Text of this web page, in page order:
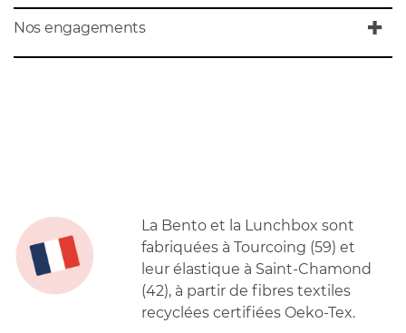
Nos engagements
La Bento et la Lunchbox sont
fabriquées à Tourcoing (59) et
leur élastique à Saint-Chamond
(42), à partir de fibres textiles
recyclées certifiées Oeko-Tex.